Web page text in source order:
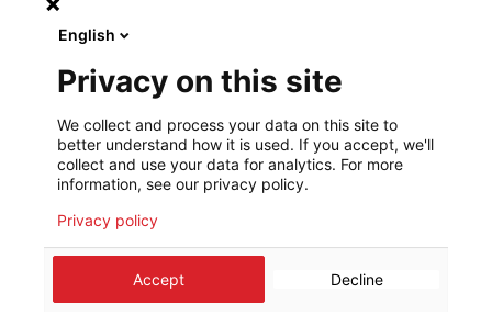
Faire un don
Coordonnées bancaires :
LU75 1111 0000 4848 0000
Comportement responsable
Médecins Sans Frontières Luxembourg
English
Privacy on this site
We collect and process your data on this site to
better understand how it is used. If you accept, we'll
collect and use your data for analytics. For more
information, see our privacy policy.
Privacy policy
Accept Decline